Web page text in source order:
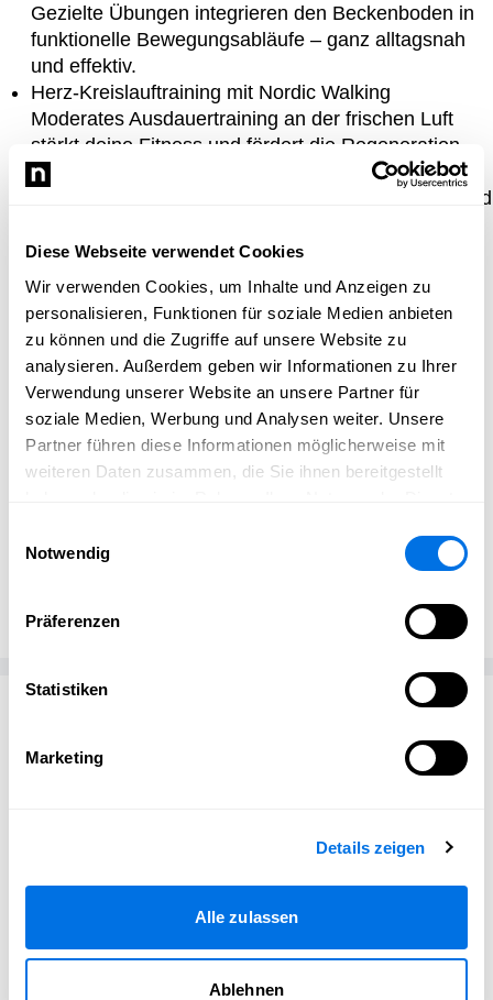
Diese Webseite verwendet Cookies
Wir verwenden Cookies, um Inhalte und Anzeigen zu
personalisieren, Funktionen für soziale Medien anbieten
zu können und die Zugriffe auf unsere Website zu
analysieren. Außerdem geben wir Informationen zu Ihrer
Verwendung unserer Website an unsere Partner für
soziale Medien, Werbung und Analysen weiter. Unsere
Partner führen diese Informationen möglicherweise mit
weiteren Daten zusammen, die Sie ihnen bereitgestellt
Notwendig
Präferenzen
Statistiken
Marketing
Details zeigen
Alle zulassen
Ablehnen
Gezielte Übungen integrieren den Beckenboden in
funktionelle Bewegungsabläufe – ganz alltagsnah
und effektiv.
Herz-Kreislauftraining mit Nordic Walking
Moderates Ausdauertraining an der frischen Luft
stärkt deine Fitness und fördert die Regeneration.
Funktionelles Krafttraining für Mamas
Angepasste Übungen für Rumpf, Rücken, Beine und
sanft, aber gezielt in Bewegung.
Mit Baby unterwegs
Dein Kind ist dabei – ob in der Trage oder im
Kinderwagen – so wird das Training zu einem
gemeinsamen Erlebnis.
Ein Kurs für frische Luft, neue Energie und ein
starkes Körpergefühl – mit Kind & Bewegung in
Balance.